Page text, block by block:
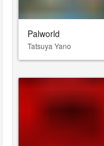
Palworld
Tatsuya Yano